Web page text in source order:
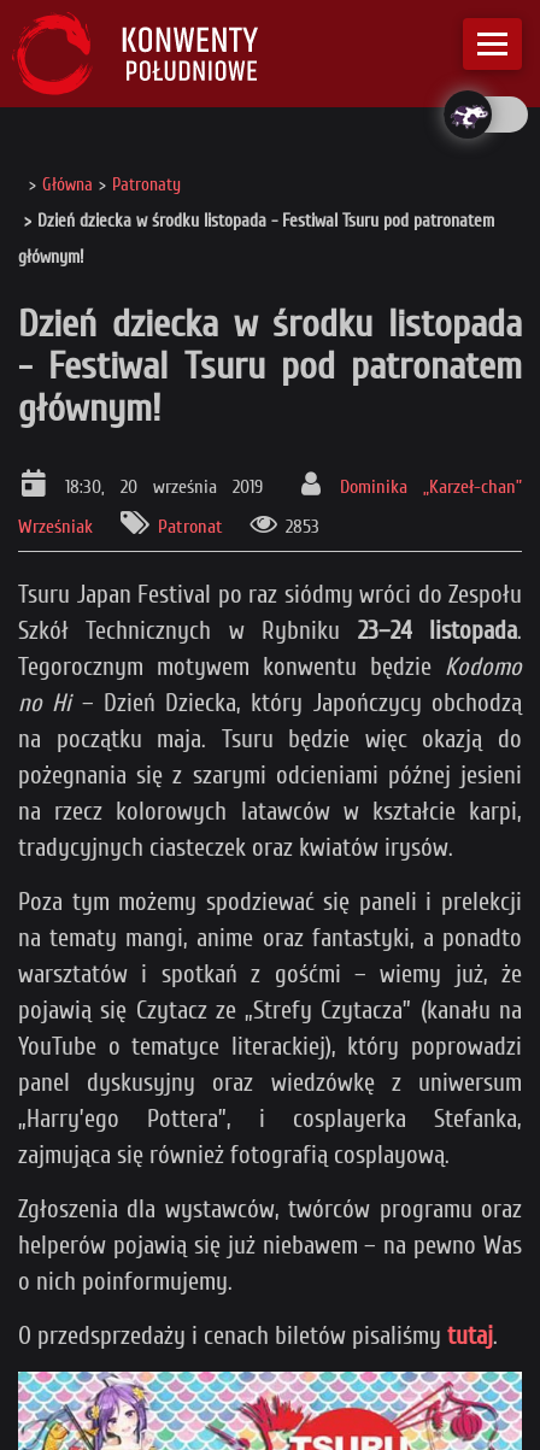
Główna
Patronaty
Dzień dziecka w środku listopada - Festiwal Tsuru pod patronatem
głównym!
Dzień dziecka w środku listopada
- Festiwal Tsuru pod patronatem
głównym!
18:30, 20 września 2019
Dominika „Karzeł-chan”
Wrześniak
Patronat 2853
Tsuru Japan Festival po raz siódmy wróci do Zespołu
Szkół Technicznych w Rybniku 23–24 listopada.
Tegorocznym motywem konwentu będzie Kodomo
no Hi– Dzień Dziecka, który Japończycy obchodzą
na początku maja. Tsuru będzie więc okazją do
pożegnania się z szarymi odcieniami późnej jesieni
na rzecz kolorowych latawców w kształcie karpi,
tradycyjnych ciasteczek oraz kwiatów irysów.
Poza tym możemy spodziewać się paneli i prelekcji
na tematy mangi, anime oraz fantastyki, a ponadto
warsztatów i spotkań z gośćmi – wiemy już, że
pojawią się Czytacz ze „Strefy Czytacza” (kanału na
YouTube o tematyce literackiej), który poprowadzi
panel dyskusyjny oraz wiedzówkę z uniwersum
„Harry’ego Pottera”, i cosplayerka Stefanka,
zajmująca się również fotografią cosplayową.
Zgłoszenia dla wystawców, twórców programu oraz
helperów pojawią się już niebawem – na pewno Was
o nich poinformujemy.
O przedsprzedaży i cenach biletów pisaliśmy tutaj.